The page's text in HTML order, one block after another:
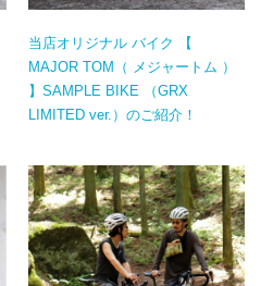
当店オリジナル バイク 【
MAJOR TOM（ メジャートム ）
】SAMPLE BIKE （GRX
LIMITED ver.）のご紹介！